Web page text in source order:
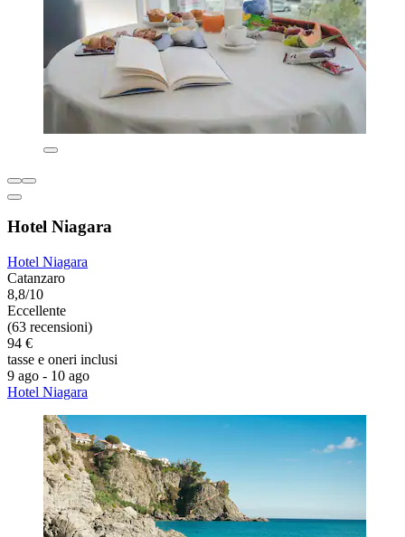
Hotel Niagara
Hotel Niagara
Catanzaro
8,8/10
Eccellente
(63 recensioni)
94 €
tasse e oneri inclusi
9 ago - 10 ago
Hotel Niagara